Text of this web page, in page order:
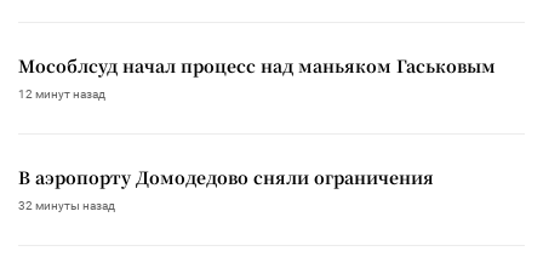
Мособлсуд начал процесс над маньяком Гаськовым
12 минут назад
В аэропорту Домодедово сняли ограничения
32 минуты назад